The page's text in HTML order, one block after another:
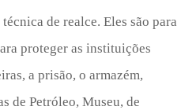
de realce. Eles são para
proteger as instituições
a prisão, o armazém,
de Petróleo, Museu, de